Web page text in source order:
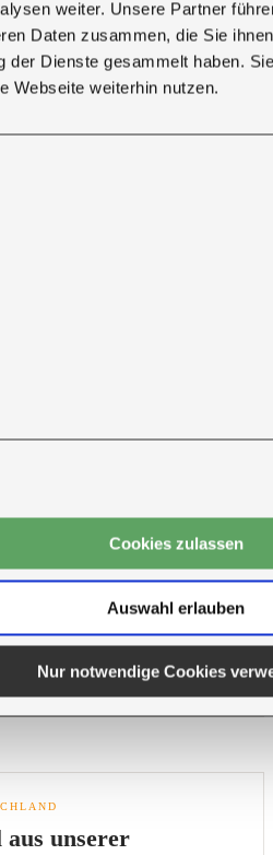
weiter. Unsere Partner
Daten zusammen, die Sie
der Dienste gesammelt haben.
Webseite weiterhin nutzen.
Cookies zulassen
Auswahl erlauben
Nur notwendige Cookies
verpackt und geschützt
vormontiert geliefert.
wegen der örtlichen
wir eine passende Lösung.
aus unserer